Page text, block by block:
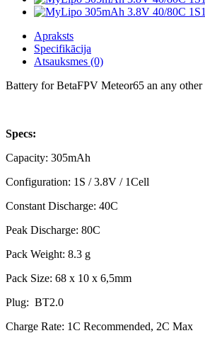
Apraksts
Specifikācija
Atsauksmes (0)
Battery for BetaFPV Meteor65 an any
Specs:
Capacity: 305mAh
Configuration: 1S / 3.8V / 1Cell
Constant Discharge: 40C
Peak Discharge: 80C
Pack Weight: 8.3 g
Pack Size: 68 x 10 x 6,5mm
Plug: BT2.0
Charge Rate: 1C Recommended, 2C Max